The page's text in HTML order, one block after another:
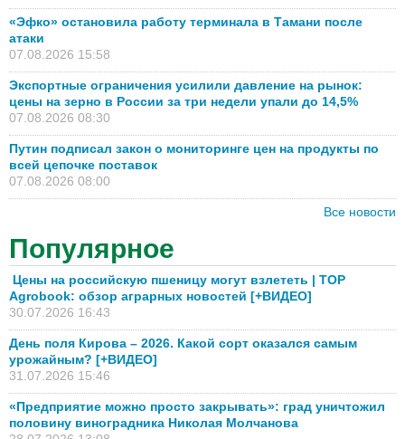
«Эфко» остановила работу терминала в Тамани после
атаки
07.08.2026 15:58
Экспортные ограничения усилили давление на рынок:
цены на зерно в России за три недели упали до 14,5%
07.08.2026 08:30
Путин подписал закон о мониторинге цен на продукты по
всей цепочке поставок
07.08.2026 08:00
Все новости
Популярное
Цены на российскую пшеницу могут взлететь | TOP
Agrobook: обзор аграрных новостей [+ВИДЕО]
30.07.2026 16:43
День поля Кирова – 2026. Какой сорт оказался самым
урожайным? [+ВИДЕО]
31.07.2026 15:46
«Предприятие можно просто закрывать»: град уничтожил
половину виноградника Николая Молчанова